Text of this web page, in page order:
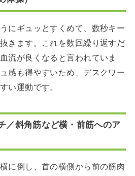
にギュッとすくめて、数秒キー
きます。これを数回繰り返すだ
流が良くなると言われていま
感も得やすいため、デスクワー
い運動です。
／斜角筋など横・前筋へのア
に倒し、首の横側から前の筋肉